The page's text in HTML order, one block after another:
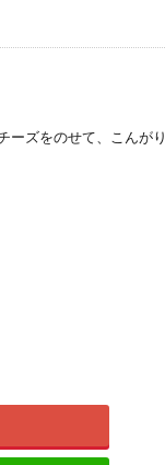
ーズをのせて、こんがり